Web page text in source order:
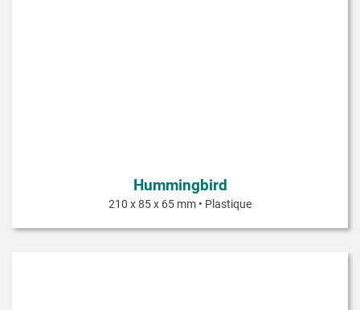
Hummingbird
210 x 85 x 65 mm • Plastique